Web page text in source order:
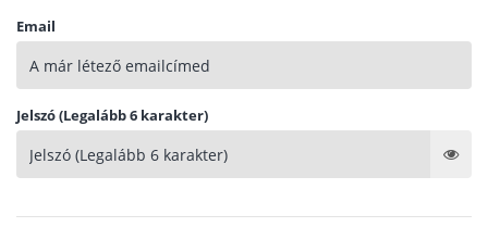
Email
Jelszó (Legalább 6 karakter)